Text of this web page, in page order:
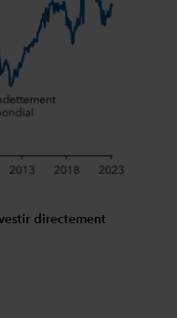
directement